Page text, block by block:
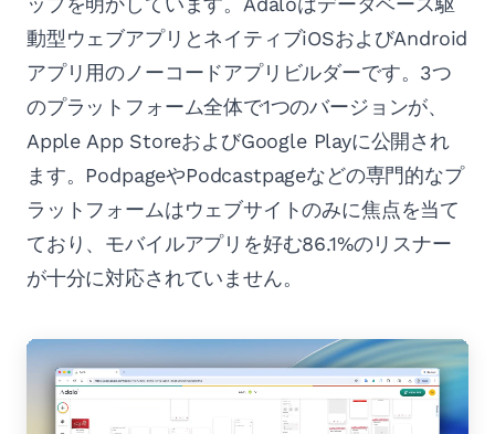
動型ウェブアプリとネイティブiOSおよびAndroid
アプリ用のノーコードアプリビルダーです。3つ
のプラットフォーム全体で1つのバージョンが、
Apple App StoreおよびGoogle Playに公開され
ます。PodpageやPodcastpageなどの専門的なプ
ラットフォームはウェブサイトのみに焦点を当て
ており、モバイルアプリを好む86.1%のリスナー
が十分に対応されていません。